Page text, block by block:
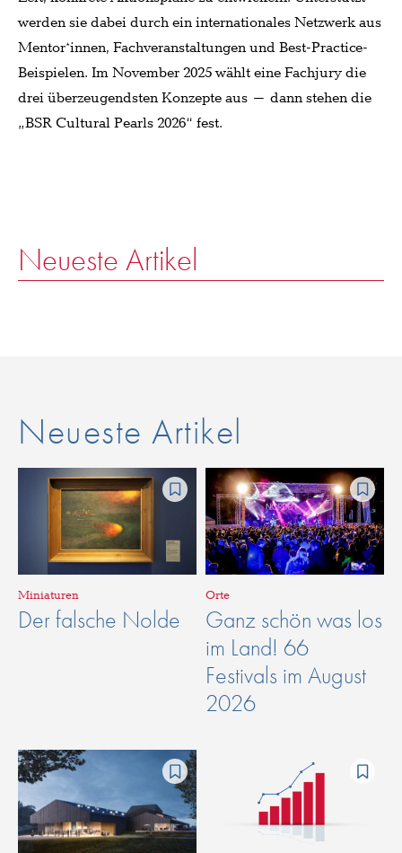
werden sie dabei durch ein internationales Netzwerk aus
Mentor*innen, Fachveranstaltungen und Best-Practice-
Beispielen. Im November 2025 wählt eine Fachjury die
drei überzeugendsten Konzepte aus – dann stehen die
„BSR Cultural Pearls 2026“ fest.
Neueste Artikel
Neueste Artikel
Miniaturen
Der falsche Nolde
Orte
Ganz schön was los
im Land! 66
Festivals im August
2026